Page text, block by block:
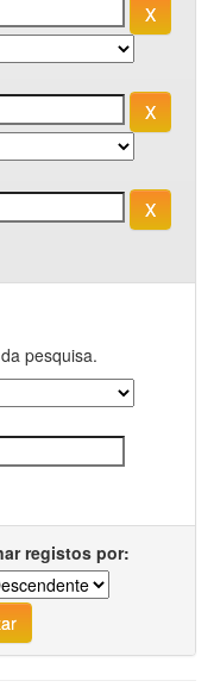
pesquisa.
registos por: